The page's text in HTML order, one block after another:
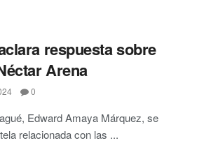
respuesta sobre
Arena
0
Edward Amaya Márquez, se
relacionada con las ...